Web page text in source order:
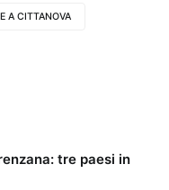
A CITTANOVA
tre paesi in